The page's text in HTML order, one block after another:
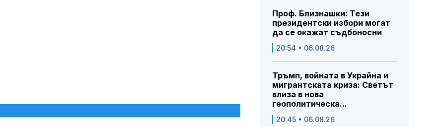
Проф. Близнашки: Тези
президентски избори могат
да се окажат съдбоносни
20:54 • 06.08.26
Тръмп, войната в Украйна и
мигрантската криза: Светът
влиза в нова
геополитическа...
20:45 • 06.08.26